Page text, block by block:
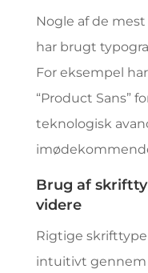
Nogle af de
har brugt
For eksempel
“Product Sans”
teknologisk
Brug af
videre
Rigtige
intuitivt gennem